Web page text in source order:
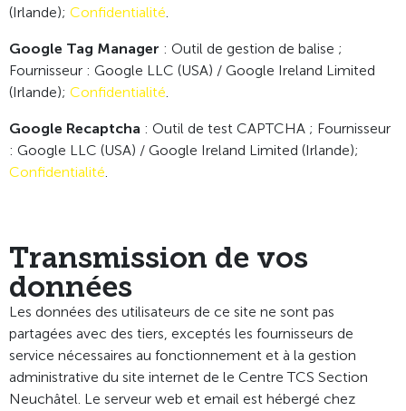
(Irlande); Confidentialité.
Google Tag Manager : Outil de gestion de balise ;
Fournisseur : Google LLC (USA) / Google Ireland Limited
(Irlande); Confidentialité.
Google Recaptcha : Outil de test CAPTCHA ; Fournisseur
: Google LLC (USA) / Google Ireland Limited (Irlande);
Confidentialité.
Transmission de vos
données
Les données des utilisateurs de ce site ne sont pas
partagées avec des tiers, exceptés les fournisseurs de
service nécessaires au fonctionnement et à la gestion
administrative du site internet de le Centre TCS Section
Neuchâtel. Le serveur web et email est hébergé chez